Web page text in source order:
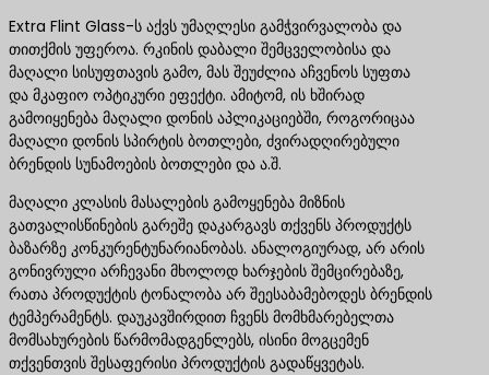
Extra Flint Glass-ს აქვს უმაღლესი გამჭვირვალობა და
თითქმის უფეროა. რკინის დაბალი შემცველობისა და
მაღალი სისუფთავის გამო, მას შეუძლია აჩვენოს სუფთა
და მკაფიო ოპტიკური ეფექტი. ამიტომ, ის ხშირად
გამოიყენება მაღალი დონის აპლიკაციებში, როგორიცაა
მაღალი დონის სპირტის ბოთლები, ძვირადღირებული
ბრენდის სუნამოების ბოთლები და ა.შ.
მაღალი კლასის მასალების გამოყენება მიზნის
გათვალისწინების გარეშე დაკარგავს თქვენს პროდუქტს
ბაზარზე კონკურენტუნარიანობას. ანალოგიურად, არ არის
გონივრული არჩევანი მხოლოდ ხარჯების შემცირებაზე,
რათა პროდუქტის ტონალობა არ შეესაბამებოდეს ბრენდის
ტემპერამენტს. დაუკავშირდით ჩვენს მომხმარებელთა
მომსახურების წარმომადგენლებს, ისინი მოგცემენ
თქვენთვის შესაფერისი პროდუქტის გადაწყვეტას.